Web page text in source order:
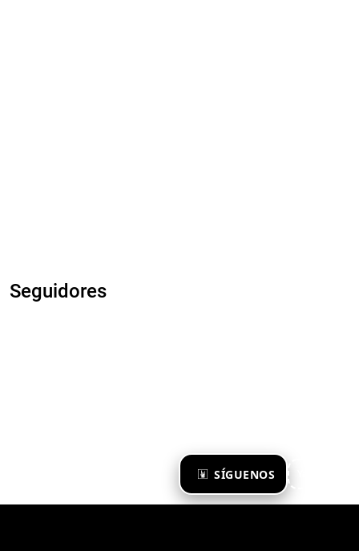
SÍGUENOS
Seguidores